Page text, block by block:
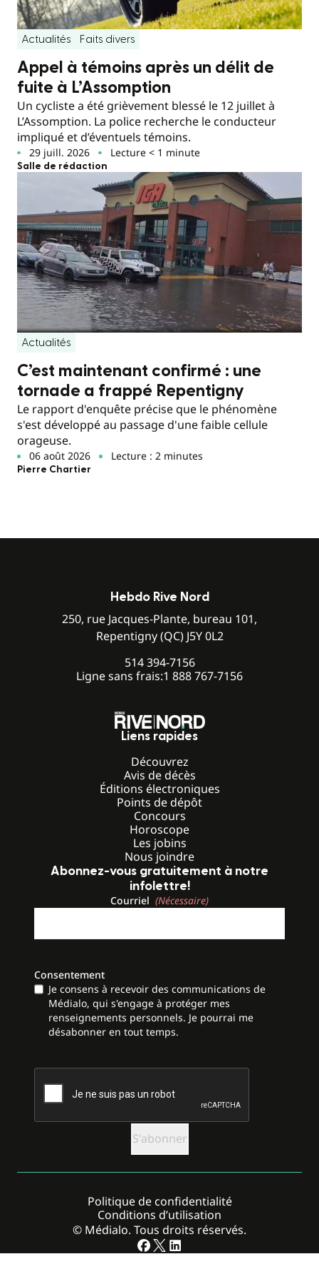
Actualités Faits divers
Appel à témoins après un délit de
fuite à L’Assomption
Un cycliste a été grièvement blessé le 12 juillet à
L’Assomption. La police recherche le conducteur
impliqué et d’éventuels témoins.
29 juill. 2026 Lecture < 1 minute
Salle de rédaction
Actualités
C’est maintenant confirmé : une
tornade a frappé Repentigny
Le rapport d'enquête précise que le phénomène
s'est développé au passage d'une faible cellule
orageuse.
06 août 2026 Lecture : 2 minutes
Pierre Chartier
Hebdo Rive Nord
250, rue Jacques-Plante, bureau 101,
Repentigny (QC) J5Y 0L2
514 394-7156
Ligne sans frais:1 888 767-7156
Liens rapides
Découvrez
Avis de décès
Éditions électroniques
Points de dépôt
Concours
Horoscope
Les jobins
Nous joindre
Abonnez-vous gratuitement à notre
infolettre!
Courriel (Nécessaire)
Consentement
Je consens à recevoir des communications de
Médialo, qui s'engage à protéger mes
renseignements personnels. Je pourrai me
désabonner en tout temps.
CAPTCHA
© Médialo. Tous droits réservés.
Politique de confidentialité
Conditions d’utilisation